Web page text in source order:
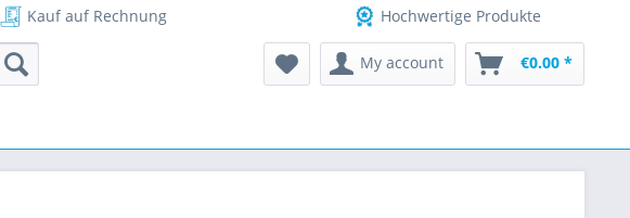
Kauf auf Rechnung Hochwertige Produkte
My account €0.00 *